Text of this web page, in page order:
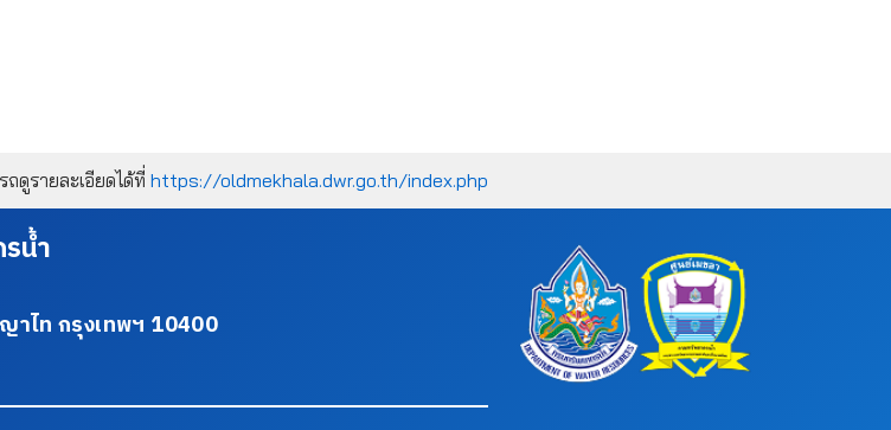
ดูรายละเอียดได้ที่ https://oldmekhala.dwr.go.th/index.php
น้ำ
าไท กรุงเทพฯ 10400